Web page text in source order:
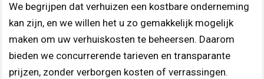
We begrijpen dat verhuizen een kostbare onderneming
kan zijn, en we willen het u zo gemakkelijk mogelijk
maken om uw verhuiskosten te beheersen. Daarom
bieden we concurrerende tarieven en transparante
prijzen, zonder verborgen kosten of verrassingen.